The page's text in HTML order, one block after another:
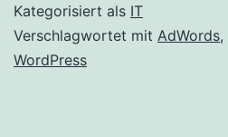
Kategorisiert als IT
Verschlagwortet mit AdWords,
WordPress